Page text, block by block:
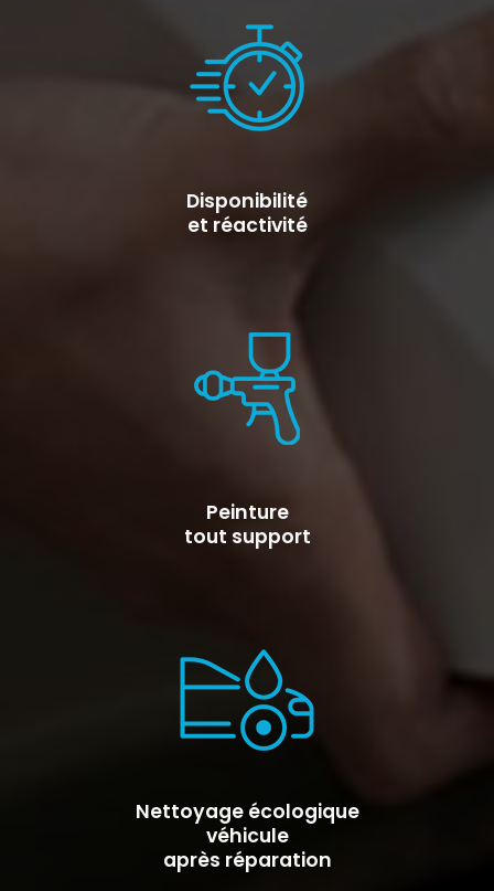
Disponibilité
et réactivité
Peinture
tout support
Nettoyage écologique
véhicule
après réparation